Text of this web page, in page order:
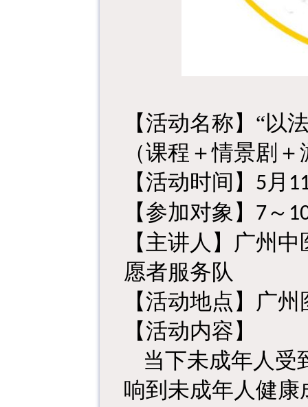
【活动名称】“以
（课程＋情景剧
【活动时间】 5月
【参加对象】 7～
【主讲人】广州
愿者服务队
【活动地点】广
【活动内容】
当下未成年人受
响到未成年人健